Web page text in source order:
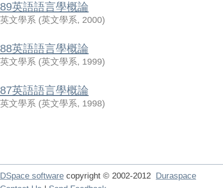
89英語語言學概論
英文學系 (英文學系, 2000)
88英語語言學概論
英文學系 (英文學系, 1999)
87英語語言學概論
英文學系 (英文學系, 1998)
DSpace software copyright © 2002-2012 Duraspace